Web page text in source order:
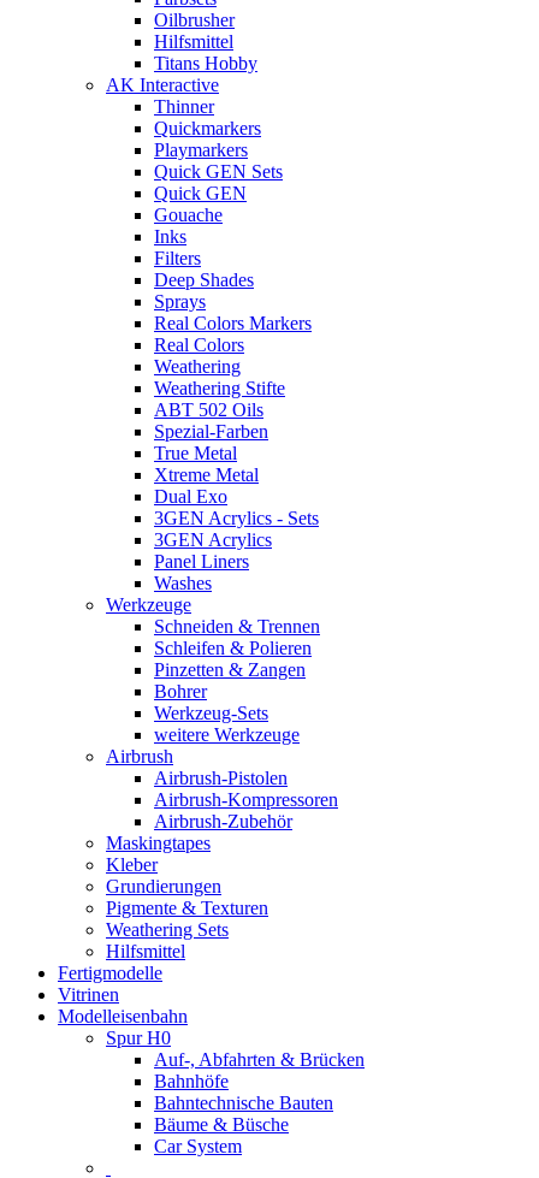
Oilbrusher
Hilfsmittel
Titans Hobby
AK Interactive
Thinner
Quickmarkers
Playmarkers
Quick GEN Sets
Quick GEN
Gouache
Inks
Filters
Deep Shades
Sprays
Real Colors Markers
Real Colors
Weathering
Weathering Stifte
ABT 502 Oils
Spezial-Farben
True Metal
Xtreme Metal
Dual Exo
3GEN Acrylics - Sets
3GEN Acrylics
Panel Liners
Washes
Werkzeuge
Schneiden & Trennen
Schleifen & Polieren
Pinzetten & Zangen
Bohrer
Werkzeug-Sets
weitere Werkzeuge
Airbrush
Airbrush-Pistolen
Airbrush-Kompressoren
Airbrush-Zubehör
Maskingtapes
Kleber
Grundierungen
Pigmente & Texturen
Weathering Sets
Hilfsmittel
Fertigmodelle
Vitrinen
Modelleisenbahn
Spur H0
Auf-, Abfahrten & Brücken
Bahnhöfe
Bahntechnische Bauten
Bäume & Büsche
Car System